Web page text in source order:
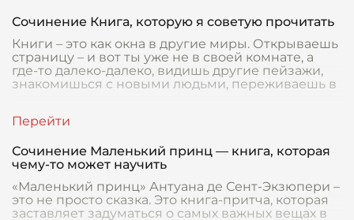
Сочинение Книга, которую я советую прочитать
Книги – это как окна в другие миры. Открываешь
страницу – и вот ты уже не в своей комнате, а
где-то далеко-далеко, видишь другие пейзажи,
знакомишься с новыми людьми, переживаешь в
Сочинение Маленький принц — книга, которая
чему-то может научить
«Маленький принц» Антуана де Сент-Экзюпери –
это не просто сказка. Это книга-притча, которая
заставляет задуматься о самых важных вещах в